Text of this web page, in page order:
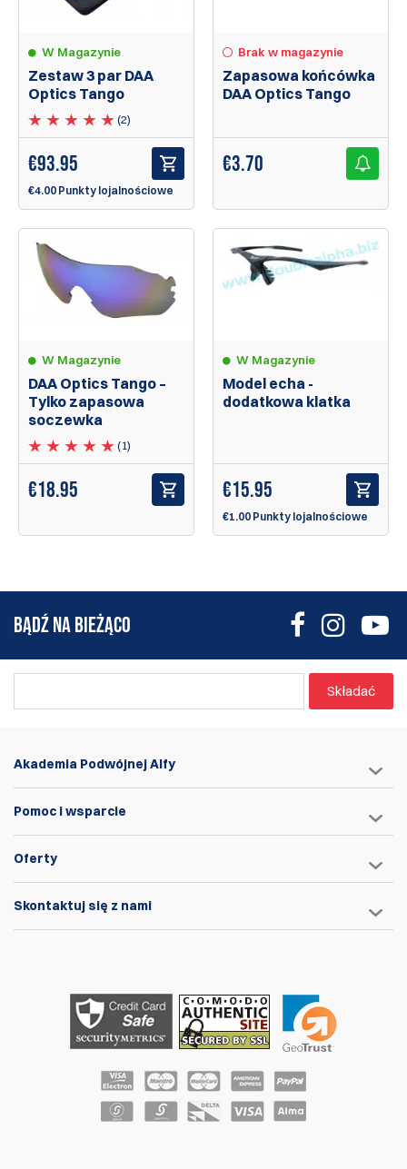
W Magazynie
Zestaw 3 par DAA
Optics Tango
(2)
€93.95
€4.00 Punkty lojalnościowe
Brak w magazynie
Zapasowa końcówka
DAA Optics Tango
€3.70
W Magazynie
DAA Optics Tango –
Tylko zapasowa
soczewka
(1)
€18.95
W Magazynie
Model echa -
dodatkowa klatka
€15.95
€1.00 Punkty lojalnościowe
BĄDŹ NA BIEŻĄCO
Składać
Akademia Podwójnej Alfy
Pomoc i wsparcie
Oferty
Skontaktuj się z nami